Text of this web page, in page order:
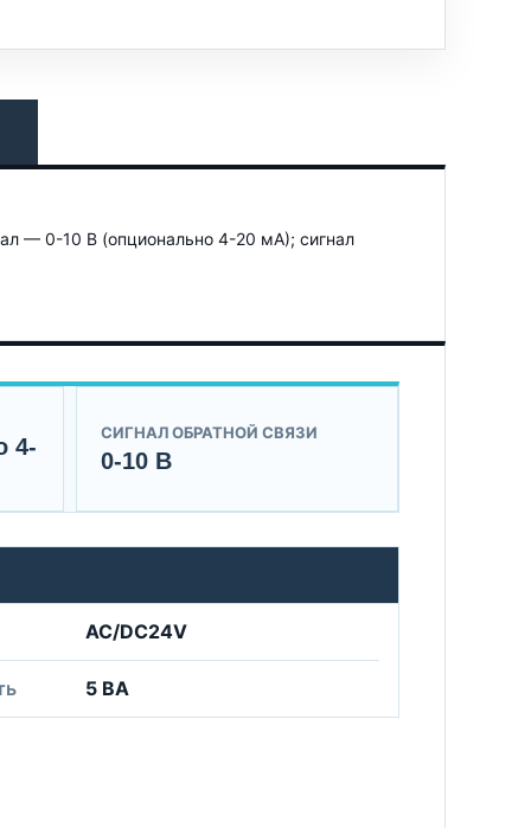
— 0-10 В (опционально 4-20 мА); сигнал
4-
СИГНАЛ ОБРАТНОЙ СВЯЗИ
0-10 В
AC/DC24V
5 ВА